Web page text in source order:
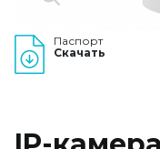
Паспорт
Скачать